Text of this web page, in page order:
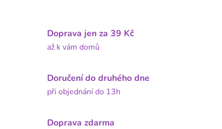
Doprava jen za 39 Kč
až k vám domů
Doručení do druhého dne
při objednání do 13h
Doprava zdarma